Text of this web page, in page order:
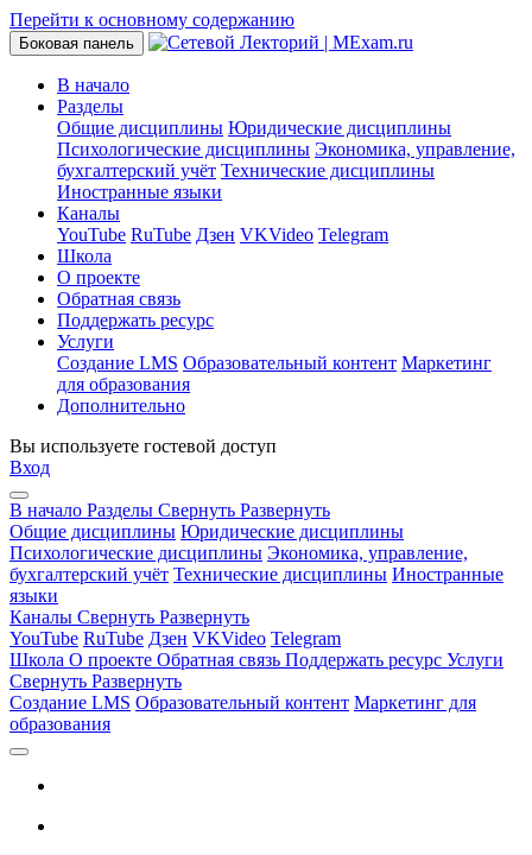
Перейти к основному содержанию
Боковая панель
В начало
Разделы
Общие дисциплины Юридические дисциплины
Психологические дисциплины Экономика, управление,
бухгалтерский учёт Технические дисциплины
Иностранные языки
Каналы
YouTube RuTube Дзен VKVideo Telegram
Школа
О проекте
Обратная связь
Поддержать ресурс
Услуги
Создание LMS Образовательный контент Маркетинг
для образования
Дополнительно
Вы используете гостевой доступ
Вход
В начало Разделы Свернуть Развернуть
Общие дисциплины Юридические дисциплины
Психологические дисциплины Экономика, управление,
бухгалтерский учёт Технические дисциплины Иностранные
языки
Каналы Свернуть Развернуть
YouTube RuTube Дзен VKVideo Telegram
Школа О проекте Обратная связь Поддержать ресурс Услуги
Свернуть Развернуть
Создание LMS Образовательный контент Маркетинг для
образования